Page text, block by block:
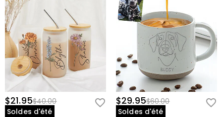
$21.95$40.00
Soldes d'été
$29.95$60.00
Soldes d'été